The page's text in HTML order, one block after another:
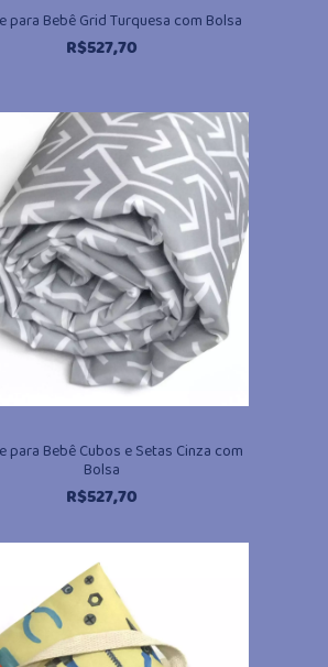
para Bebê Grid Turquesa com Bolsa
R$527,70
para Bebê Cubos e Setas Cinza com
Bolsa
R$527,70